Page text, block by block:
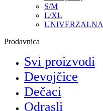
S/M
L/XL
UNIVERZALNA
Prodavnica
Svi proizvodi
Devojčice
Dečaci
Odrasli